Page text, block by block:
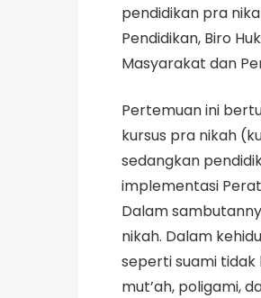
pendidikan pra
Pendidikan, Biro
Masyarakat dan
Pertemuan ini
kursus pra nikah
sedangkan
implementasi
Dalam
nikah. Dalam
seperti suami
mut’ah, poligami,